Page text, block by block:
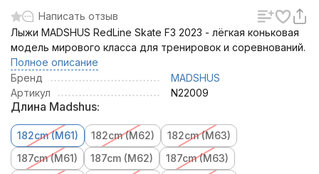
Написать отзыв
Лыжи MADSHUS RedLine Skate F3 2023 - лёгкая коньковая
модель мирового класса для тренировок и соревнований.
Полное описание
Бренд
MADSHUS
Артикул
N22009
Длина Madshus:
182cm (M61) 182cm (M62)
182cm (M63)
187cm (M61)
187cm (M62)
187cm (M63)